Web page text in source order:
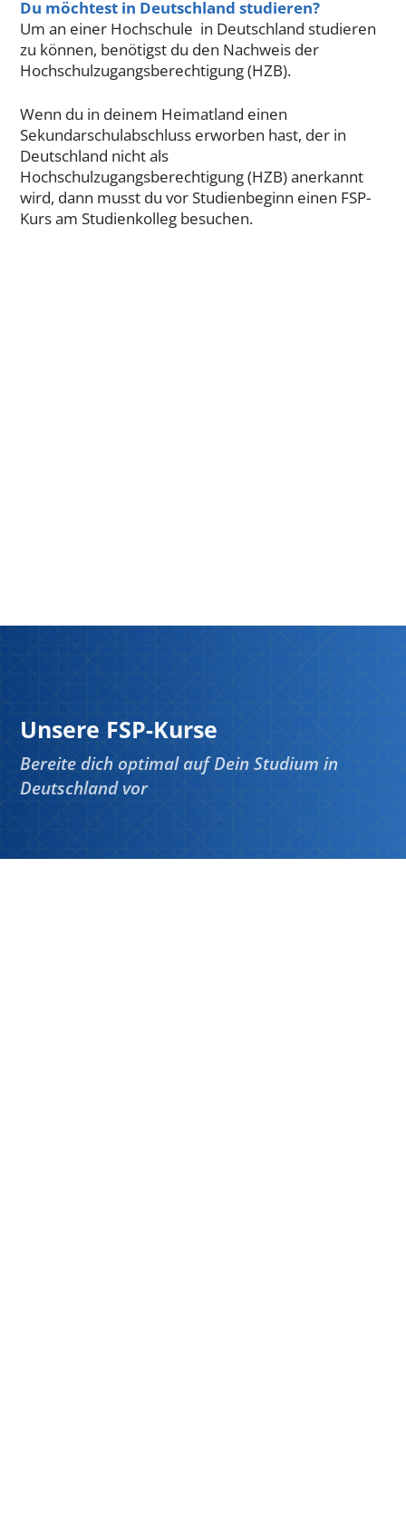
Du möchtest in Deutschland studieren?
Um an einer Hochschule in Deutschland studieren
zu können, benötigst du den Nachweis der
Hochschulzugangsberechtigung (HZB).
Wenn du in deinem Heimatland einen
Sekundarschulabschluss erworben hast, der in
Deutschland nicht als
Hochschulzugangsberechtigung (HZB) anerkannt
wird, dann musst du vor Studienbeginn einen FSP-
Kurs am Studienkolleg besuchen.
Unsere FSP-Kurse
Bereite dich optimal auf Dein Studium in
Deutschland vor